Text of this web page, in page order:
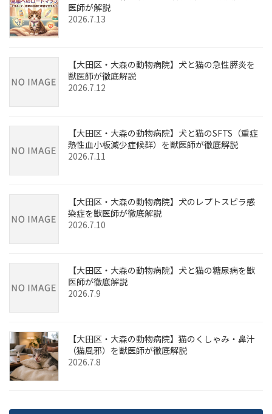
医師が解説
2026.7.13
【大田区・大森の動物病院】犬と猫の急性膵炎を
獣医師が徹底解説
2026.7.12
【大田区・大森の動物病院】犬と猫のSFTS（重症
熱性血小板減少症候群）を獣医師が徹底解説
2026.7.11
【大田区・大森の動物病院】犬のレプトスピラ感
染症を獣医師が徹底解説
2026.7.10
【大田区・大森の動物病院】犬と猫の糖尿病を獣
医師が徹底解説
2026.7.9
【大田区・大森の動物病院】猫のくしゃみ・鼻汁
（猫風邪）を獣医師が徹底解説
2026.7.8